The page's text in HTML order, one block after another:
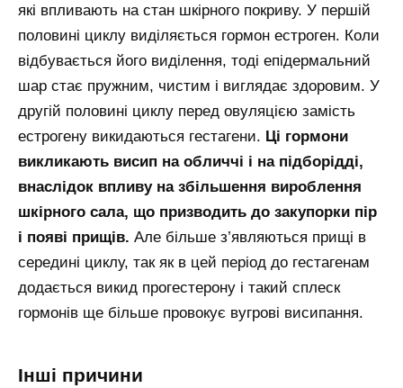
які впливають на стан шкірного покриву. У першій
половині циклу виділяється гормон естроген. Коли
відбувається його виділення, тоді епідермальний
шар стає пружним, чистим і виглядає здоровим. У
другій половині циклу перед овуляцією замість
естрогену викидаються гестагени. Ці гормони
викликають висип на обличчі і на підборідді,
внаслідок впливу на збільшення вироблення
шкірного сала, що призводить до закупорки пір
і появі прищів. Але більше з’являються прищі в
середині циклу, так як в цей період до гестагенам
додається викид прогестерону і такий сплеск
гормонів ще більше провокує вугрові висипання.
інші причини